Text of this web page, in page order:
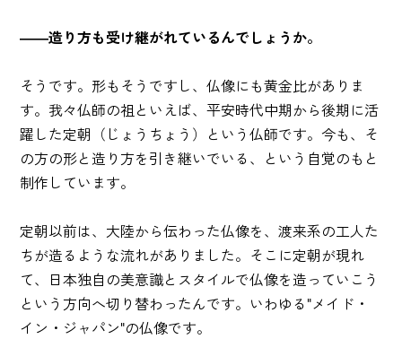
――造り方も受け継がれているんでしょうか。
そうです。形もそうですし、仏像にも黄金比がありま
す。我々仏師の祖といえば、平安時代中期から後期に活
躍した定朝（じょうちょう）という仏師です。今も、そ
の方の形と造り方を引き継いでいる、という自覚のもと
制作しています。
定朝以前は、大陸から伝わった仏像を、渡来系の工人た
ちが造るような流れがありました。そこに定朝が現れ
て、日本独自の美意識とスタイルで仏像を造っていこう
という方向へ切り替わったんです。いわゆる"メイド・
イン・ジャパン"の仏像です。